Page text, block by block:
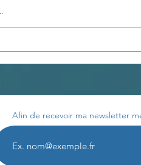
Afin de recevoir ma newsletter